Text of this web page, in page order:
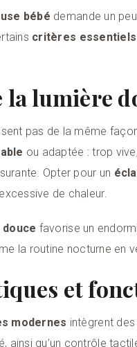
bébé demande un
critères essentiels
la lumière
pas de la même
ou adaptée : trop
Opter pour un
de chaleur.
favorise un
la routine nocturne en
et
modernes intègrent
ainsi qu’un contrôle